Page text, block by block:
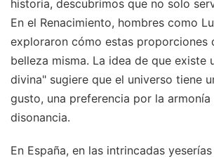
historia, descubrimos que no solo
En el Renacimiento, hombres como
exploraron cómo estas proporciones
belleza misma. La idea de que existe
divina" sugiere que el universo tiene
gusto, una preferencia por la armonía
disonancia.
En España, en las intrincadas